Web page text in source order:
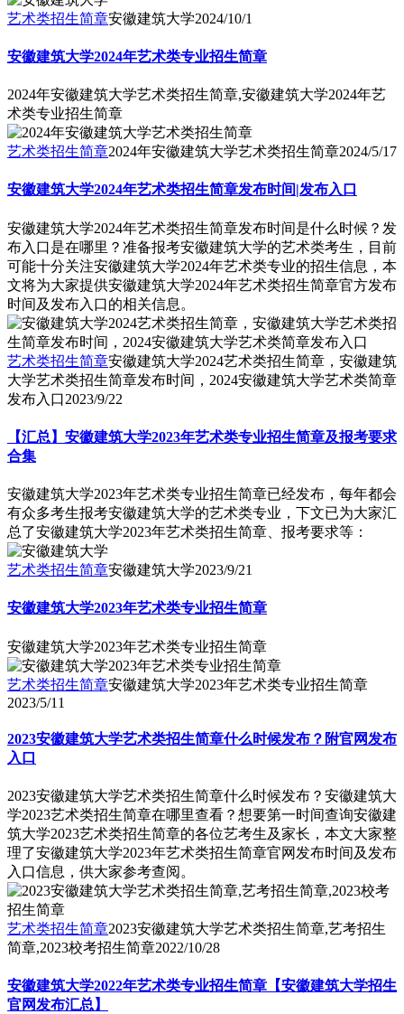
艺术类招生简章安徽建筑大学2024/10/1
安徽建筑大学2024年艺术类专业招生简章
2024年安徽建筑大学艺术类招生简章,安徽建筑大学2024年艺
术类专业招生简章
艺术类招生简章2024年安徽建筑大学艺术类招生简章2024/5/17
安徽建筑大学2024年艺术类招生简章发布时间|发布入口
安徽建筑大学2024年艺术类招生简章发布时间是什么时候？发
布入口是在哪里？准备报考安徽建筑大学的艺术类考生，目前
可能十分关注安徽建筑大学2024年艺术类专业的招生信息，本
文将为大家提供安徽建筑大学2024年艺术类招生简章官方发布
时间及发布入口的相关信息。
艺术类招生简章安徽建筑大学2024艺术类招生简章，安徽建筑
大学艺术类招生简章发布时间，2024安徽建筑大学艺术类简章
发布入口2023/9/22
【汇总】安徽建筑大学2023年艺术类专业招生简章及报考要求
合集
安徽建筑大学2023年艺术类专业招生简章已经发布，每年都会
有众多考生报考安徽建筑大学的艺术类专业，下文已为大家汇
总了安徽建筑大学2023年艺术类招生简章、报考要求等：
艺术类招生简章安徽建筑大学2023/9/21
安徽建筑大学2023年艺术类专业招生简章
安徽建筑大学2023年艺术类专业招生简章
艺术类招生简章安徽建筑大学2023年艺术类专业招生简章
2023/5/11
2023安徽建筑大学艺术类招生简章什么时候发布？附官网发布
入口
2023安徽建筑大学艺术类招生简章什么时候发布？安徽建筑大
学2023艺术类招生简章在哪里查看？想要第一时间查询安徽建
筑大学2023艺术类招生简章的各位艺考生及家长，本文大家整
理了安徽建筑大学2023年艺术类招生简章官网发布时间及发布
入口信息，供大家参考查阅。
艺术类招生简章2023安徽建筑大学艺术类招生简章,艺考招生
简章,2023校考招生简章2022/10/28
安徽建筑大学2022年艺术类专业招生简章【安徽建筑大学招生
官网发布汇总】